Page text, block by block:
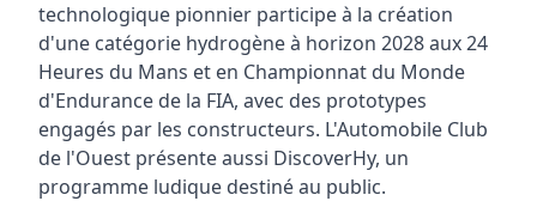
technologique pionnier participe à la création
d'une catégorie hydrogène à horizon 2028 aux 24
Heures du Mans et en Championnat du Monde
d'Endurance de la FIA, avec des prototypes
engagés par les constructeurs. L'Automobile Club
de l'Ouest présente aussi DiscoverHy, un
programme ludique destiné au public.